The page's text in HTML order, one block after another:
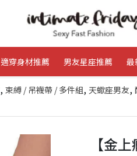
適穿身材推薦 男友星座推薦 最
, 束縛 / 吊襪帶 / 多件組, 天蠍座男友,
【金